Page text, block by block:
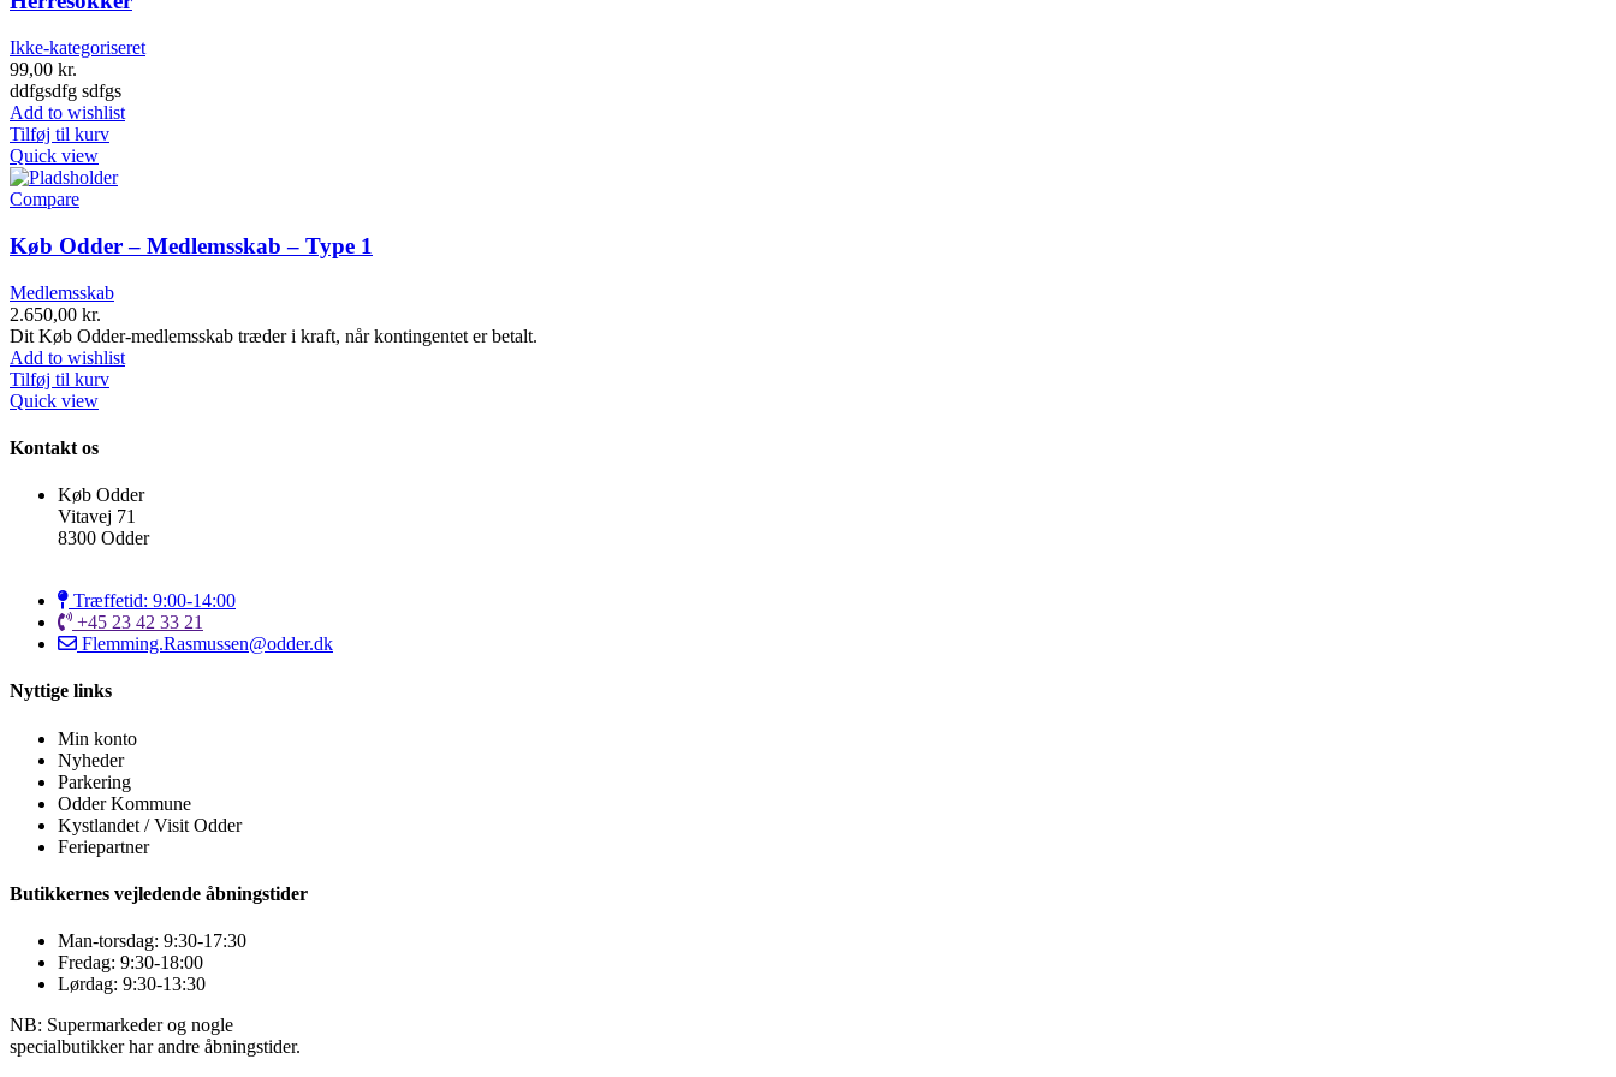
Ikke-kategoriseret
99,00 kr.
ddfgsdfg sdfgs
Add to wishlist
Tilføj til kurv
Quick view
Compare
Køb Odder – Medlemsskab – Type 1
Medlemsskab
2.650,00 kr.
Dit Køb Odder-medlemsskab træder i kraft, når kontingentet er betalt.
Add to wishlist
Tilføj til kurv
Quick view
Kontakt os
Køb Odder
Vitavej 71
8300 Odder
Træffetid: 9:00-14:00
+45 23 42 33 21
Flemming.Rasmussen@odder.dk
Nyttige links
Min konto
Nyheder
Parkering
Odder Kommune
Kystlandet / Visit Odder
Feriepartner
Butikkernes vejledende åbningstider
Man-torsdag: 9:30-17:30
Fredag: 9:30-18:00
Lørdag: 9:30-13:30
NB: Supermarkeder og nogle
specialbutikker har andre åbningstider.